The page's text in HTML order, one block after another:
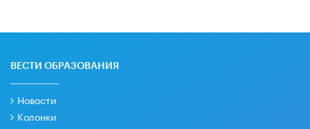
ВЕСТИ ОБРАЗОВАНИЯ
Новости
Колонки